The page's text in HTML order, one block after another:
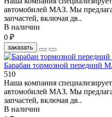
автомобилей МАЗ. Мы
запчастей, включая дв..
В наличии
0 ₽
заказать
Барабан тормозной передний
510
Наша компания
автомобилей МАЗ. Мы
запчастей, включая дв..
В наличии